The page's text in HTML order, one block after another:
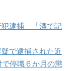
犯逮捕 「酒で記
で逮捕された近
停職６か月の懲